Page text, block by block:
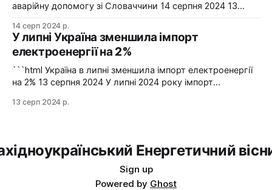
аварійну допомогу зі Словаччини 14 серпня 2024 13
аварійну допомогу зі Словаччини. Фото: Shutterstock "У
вчорашній день, 13 серпня, НЕК "Укренерго" запитала
аварійну допомогу з енергосистеми Словаччини", –
йдеться в повідомленні пресслужби оператора системи
передачі. Експорт
14 серп 2024 р.
У липні Україна зменшила імпорт
електроенергії на 2%
```html Україна в липні зменшила імпорт електроенергії
на 2% 13 серпня 2024 У липні 2024 року імпорт
червнем. Експорт залишався на нульовому рівні. Графіка:
13 серп 2024 р.
Енергетичний
Sign up
Powered by Ghost